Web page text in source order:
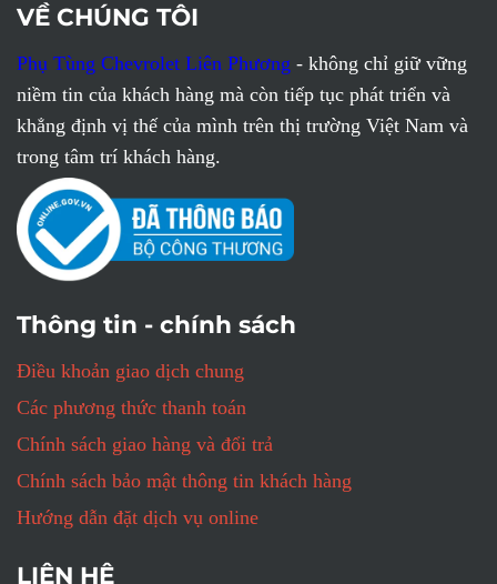
VỀ CHÚNG TÔI
Phụ Tùng Chevrolet Liên Phương - không chỉ giữ vững
niềm tin của khách hàng mà còn tiếp tục phát triển và
khẳng định vị thế của mình trên thị trường Việt Nam và
trong tâm trí khách hàng.
Thông tin - chính sách
Điều khoản giao dịch chung
Các phương thức thanh toán
Chính sách giao hàng và đổi trả
Chính sách bảo mật thông tin khách hàng
Hướng dẫn đặt dịch vụ online
LIÊN HỆ